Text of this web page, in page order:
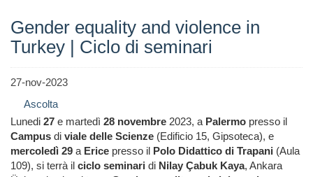
Gender equality and violence in
Turkey | Ciclo di seminari
27-nov-2023
Ascolta
Lunedi 27 e martedì 28 novembre 2023, a Palermo presso il
Campus di viale delle Scienze (Edificio 15, Gipsoteca), e
mercoledì 29 a Erice presso il Polo Didattico di Trapani (Aula
109), si terrà il ciclo seminari di Nilay Çabuk Kaya, Ankara